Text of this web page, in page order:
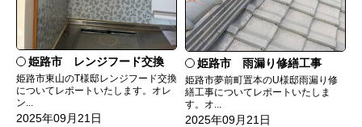
姫路市 レンジフード交換
姫路市東山のT様邸レンジフード交換
についてレポートいたします。オレ
ン...
2025年09月21日
姫路市 雨漏り修繕工事
姫路市夢前町置本のU様邸雨漏り修
繕工事についてレポートいたしま
す。オ...
2025年09月21日